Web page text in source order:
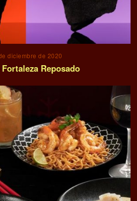
diciembre de 2020
Reposado